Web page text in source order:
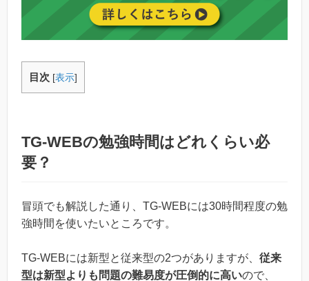
目次 [表示]
TG-WEBの勉強時間はどれくらい必
要？
冒頭でも解説した通り、TG-WEBには30時間程度の勉
強時間を使いたいところです。
TG-WEBには新型と従来型の2つがありますが、 従来
型は新型よりも問題の難易度が圧倒的に高いので、